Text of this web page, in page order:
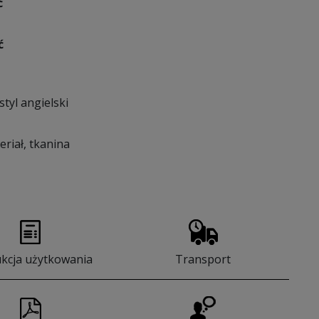
angielski
tkanina
użytkowania Transport